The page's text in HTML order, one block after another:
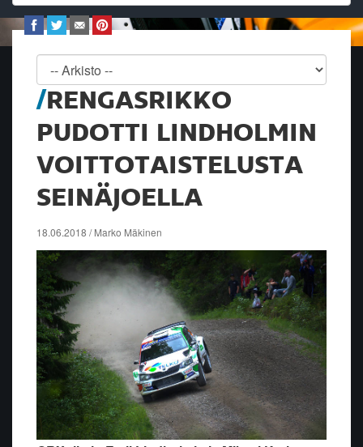
RENGASRIKKO
PUDOTTI LINDHOLMIN
VOITTOTAISTELUSTA
SEINÄJOELLA
18.06.2018 / Marko Mäkinen